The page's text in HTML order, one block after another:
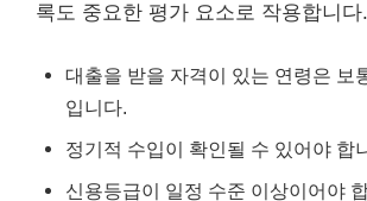
록도 중요한 평가 요소로 작용합니다.
대출을 받을 자격이 있는 연령은 보
입니다.
정기적 수입이 확인될 수 있어야 합
신용등급이 일정 수준 이상이어야